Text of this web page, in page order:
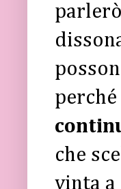
perché
che
vinta a